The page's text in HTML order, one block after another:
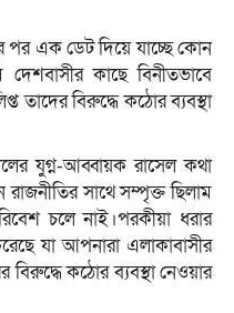
পর এক ডেট দিয়ে যাচ্ছে কোন
কাছে বিনীতভাবে
তাদের বিরুদ্ধে কঠোর ব্যবস্থা
যুগ্ন-আব্বায়ক রাসেল কথা
সাথে সম্পৃক্ত ছিলাম
চলে নাই।পরকীয়া ধরার
যা আপনারা এলাকাবাসীর
কঠোর ব্যবস্থা নেওয়ার